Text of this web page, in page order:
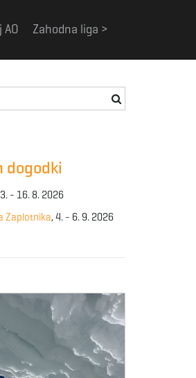
AO Zahodna liga >
dogodki
- 16. 8. 2026
Zaplotnika, 4. - 6. 9. 2026